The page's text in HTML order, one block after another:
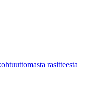
rasitteesta